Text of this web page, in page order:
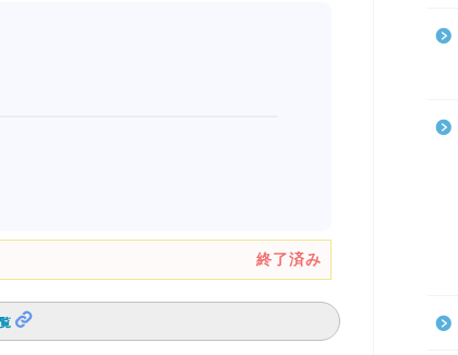
終了済み